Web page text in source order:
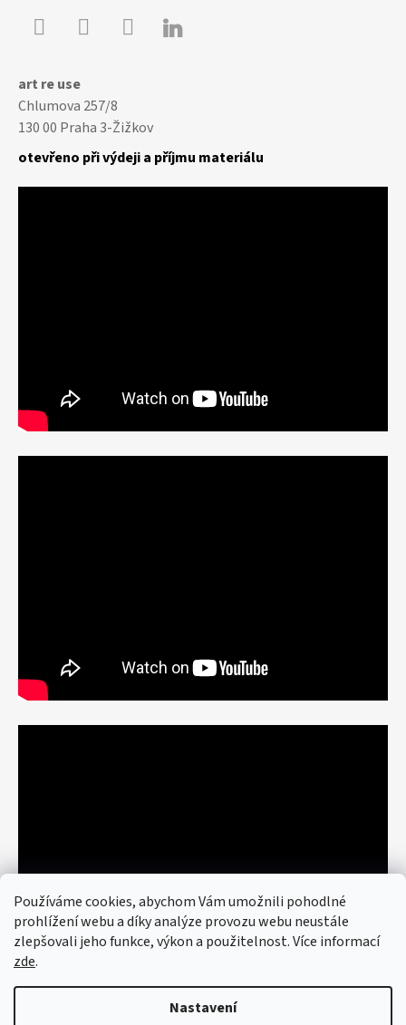
Používáme cookies, abychom Vám umožnili pohodlné
prohlížení webu a díky analýze provozu webu neustále
zlepšovali jeho funkce, výkon a použitelnost. Více informací
zde.
Nastavení

art re use
Chlumova 257/8
130 00 Praha 3-Žižkov
otevřeno při výdeji a příjmu materiálu